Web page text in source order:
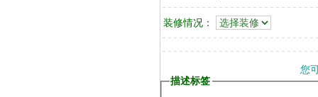
装修情况：
您
描述标签